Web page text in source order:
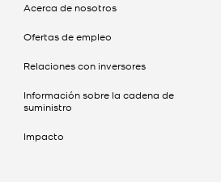
Acerca de nosotros
Ofertas de empleo
Relaciones con inversores
Información sobre la cadena de
suministro
Impacto